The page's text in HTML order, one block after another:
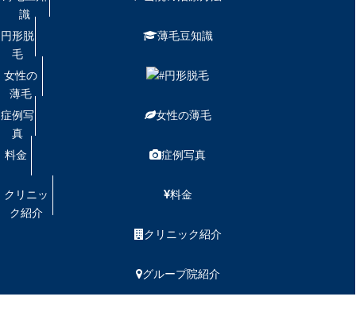
識
円形脱
毛
女性の
薄毛
症例写
真
料金
クリニッ
ク紹介
薄毛豆知識
円形脱毛
女性の薄毛
症例写真
料金
クリニック紹介
グループ院紹介